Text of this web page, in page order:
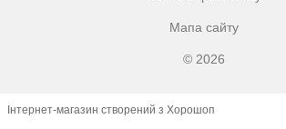
Мапа сайту
© 2026
Інтернет-магазин створений з Хорошоп